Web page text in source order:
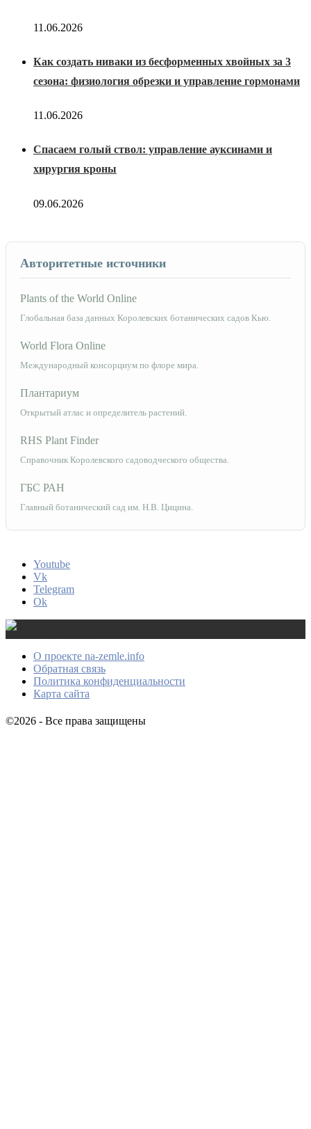
11.06.2026
Как создать ниваки из бесформенных хвойных за 3
сезона: физиология обрезки и управление гормонами
11.06.2026
Спасаем голый ствол: управление ауксинами и
хирургия кроны
09.06.2026
Авторитетные источники
Plants of the World Online
Глобальная база данных Королевских ботанических садов Кью.
World Flora Online
Международный консорциум по флоре мира.
Плантариум
Открытый атлас и определитель растений.
RHS Plant Finder
Справочник Королевского садоводческого общества.
ГБС РАН
Главный ботанический сад им. Н.В. Цицина.
Youtube
Vk
Telegram
Ok
О проекте na-zemle.info
Обратная связь
Политика конфиденциальности
Карта сайта
©2026 - Все права защищены